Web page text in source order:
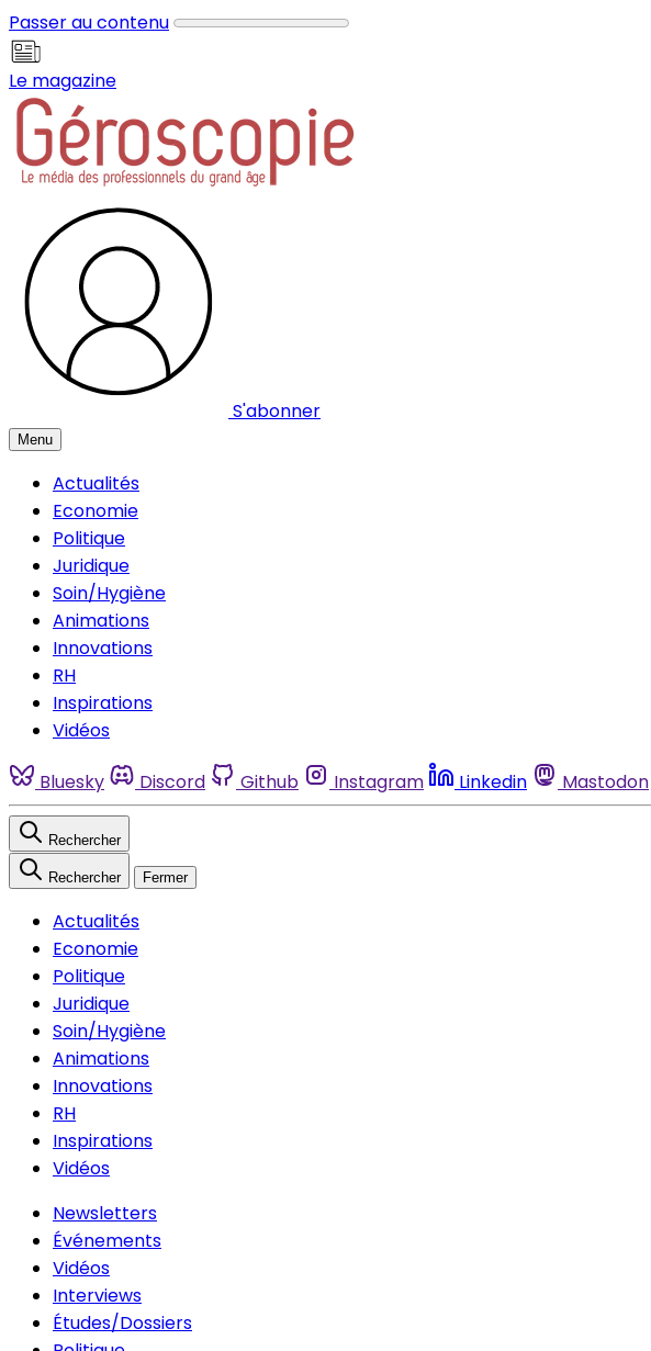
Passer au contenu
Le magazine
S'abonner
Menu
Actualités
Economie
Politique
Juridique
Soin/Hygiène
Animations
Innovations
RH
Inspirations
Vidéos
Bluesky Discord Github Instagram Linkedin Mastodon
Rechercher
Rechercher Fermer
Actualités
Economie
Politique
Juridique
Soin/Hygiène
Animations
Innovations
RH
Inspirations
Vidéos
Newsletters
Événements
Vidéos
Interviews
Études/Dossiers
Panneau de gestion des cookies